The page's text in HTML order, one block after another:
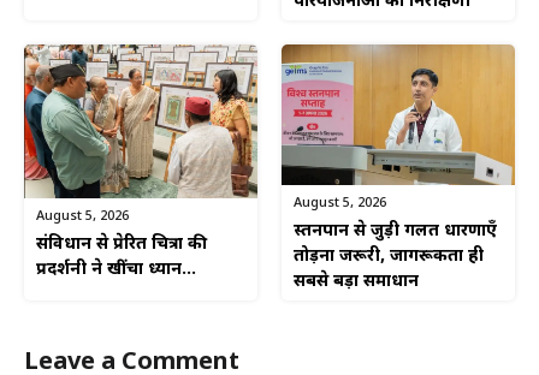
August 5, 2026
संविधान से प्रेरित चित्रों की
प्रदर्शनी ने खींचा ध्यान…
August 5, 2026
स्तनपान से जुड़ी गलत धारणाएँ
तोड़ना जरूरी, जागरूकता ही
सबसे बड़ा समाधान
Leave a Comment